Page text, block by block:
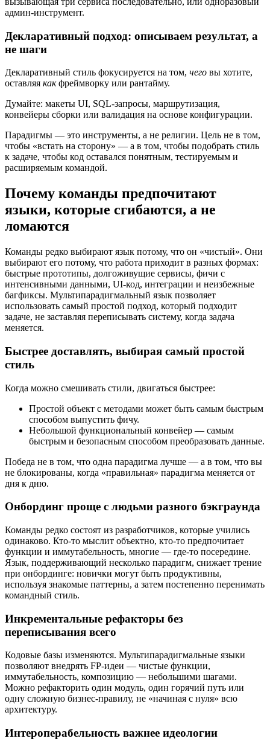
админ-инструмент.
Декларативный подход: описываем результат, а
не шаги
Декларативный стиль фокусируется на том, чего вы хотите,
оставляя какфреймворку или рантайму.
Думайте: макеты UI, SQL-запросы, маршрутизация,
конвейеры сборки или валидация на основе конфигурации.
Парадигмы — это инструменты, а не религии. Цель не в том,
чтобы «встать на сторону» — а в том, чтобы подобрать стиль
к задаче, чтобы код оставался понятным, тестируемым и
расширяемым командой.
Почему команды предпочитают
языки, которые сгибаются, а не
ломаются
Команды редко выбирают язык потому, что он «чистый». Они
выбирают его потому, что работа приходит в разных формах:
быстрые прототипы, долгоживущие сервисы, фичи с
интенсивными данными, UI-код, интеграции и неизбежные
багфиксы. Мультипарадигмальный язык позволяет
использовать самый простой подход, который подходит
задаче, не заставляя переписывать систему, когда задача
меняется.
Быстрее доставлять, выбирая самый простой
стиль
Когда можно смешивать стили, двигаться быстрее:
Простой объект с методами может быть самым быстрым
способом выпустить фичу.
Небольшой функциональный конвейер — самым
быстрым и безопасным способом преобразовать данные.
Победа не в том, что одна парадигма лучше — а в том, что вы
не блокированы, когда «правильная» парадигма меняется от
дня к дню.
Онбординг проще с людьми разного бэкграунда
Команды редко состоят из разработчиков, которые учились
одинаково. Кто-то мыслит объектно, кто-то предпочитает
функции и иммутабельность, многие — где-то посередине.
Язык, поддерживающий несколько парадигм, снижает трение
при онбординге: новички могут быть продуктивны,
используя знакомые паттерны, а затем постепенно перенимать
командный стиль.
Инкрементальные рефакторы без
переписывания всего
Кодовые базы изменяются. Мультипарадигмальные языки
позволяют внедрять FP-идеи — чистые функции,
иммутабельность, композицию — небольшими шагами.
Можно рефакторить один модуль, один горячий путь или
одну сложную бизнес-правилу, не «начиная с нуля» всю
архитектуру.
Интероперабельность важнее идеологии